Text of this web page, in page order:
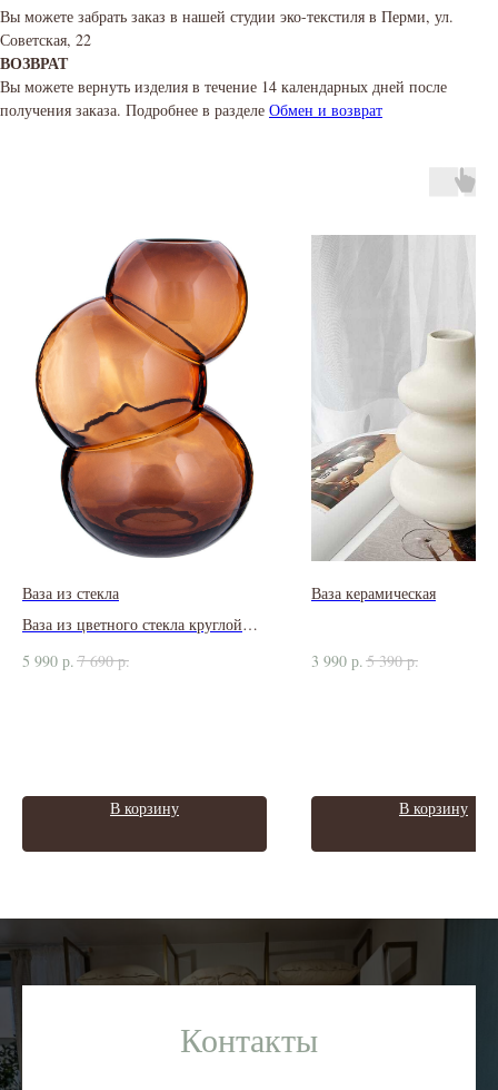
Вы можете забрать заказ в нашей студии эко-текстиля в Перми, ул.
Советская, 22
ВОЗВРАТ
Вы можете вернуть изделия в течение 14 календарных дней после
получения заказа. Подробнее в разделе Обмен и возврат
Ваза из стекла
Ваза из цветного стекла круглой
5 990 р. 7 690 р.
В корзину
Ваза керамическая
3 990 р. 5 390 р.
В корзину
Контакты